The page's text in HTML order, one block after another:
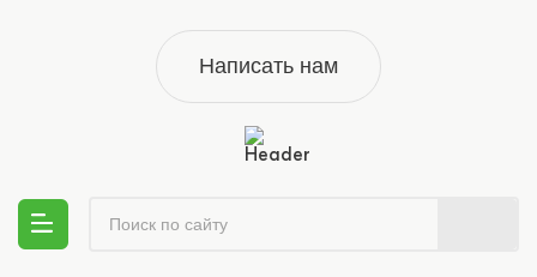
Написать нам